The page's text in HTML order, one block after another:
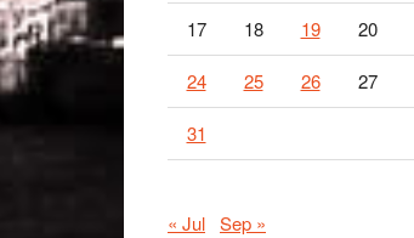
17 18 19 20
24 25 26 27
31
« Jul Sep »